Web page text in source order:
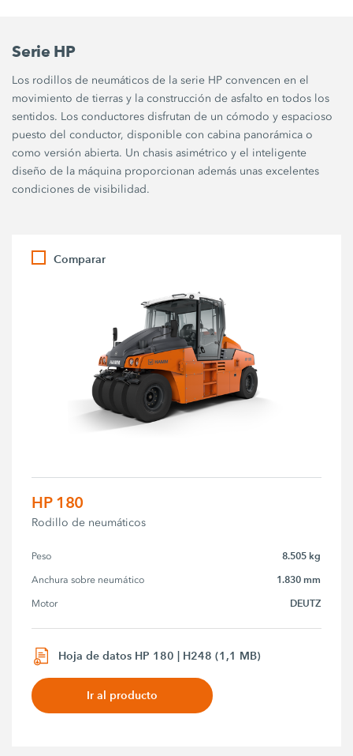
Serie HP
Los rodillos de neumáticos de la serie HP convencen en el
movimiento de tierras y la construcción de asfalto en todos los
sentidos. Los conductores disfrutan de un cómodo y espacioso
puesto del conductor, disponible con cabina panorámica o
como versión abierta. Un chasis asimétrico y el inteligente
diseño de la máquina proporcionan además unas excelentes
condiciones de visibilidad.
Comparar
HP 180
Rodillo de neumáticos
Peso 8.505 kg
Anchura sobre neumático 1.830 mm
Motor DEUTZ
Hoja de datos HP 180 | H248 (1,1 MB)
Ir al producto